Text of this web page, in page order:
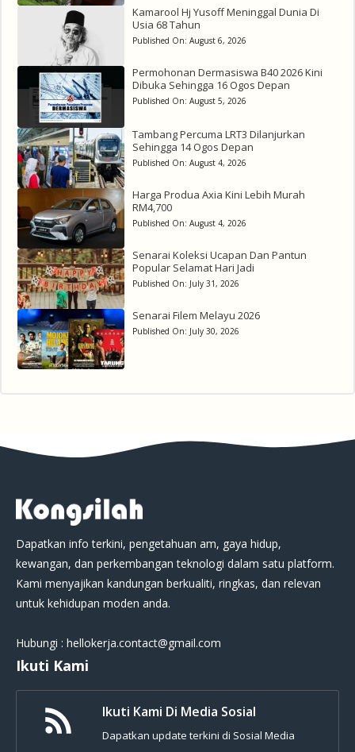
Kamarool Hj Yusoff Meninggal Dunia Di
Usia 68 Tahun
Published On: August 6, 2026
Permohonan Dermasiswa B40 2026 Kini
Dibuka Sehingga 16 Ogos Depan
Published On: August 5, 2026
Tambang Percuma LRT3 Dilanjurkan
Sehingga 14 Ogos Depan
Published On: August 4, 2026
Harga Produa Axia Kini Lebih Murah
RM4,700
Published On: August 4, 2026
Senarai Koleksi Ucapan Dan Pantun
Popular Selamat Hari Jadi
Published On: July 31, 2026
Senarai Filem Melayu 2026
Published On: July 30, 2026
Dapatkan info terkini, pengetahuan am, gaya hidup,
kewangan, dan perkembangan teknologi dalam satu platform.
Kami menyajikan kandungan berkualiti, ringkas, dan relevan
untuk kehidupan moden anda.
Hubungi : hellokerja.contact@gmail.com
Ikuti Kami
Ikuti Kami Di Media Sosial
Dapatkan update terkini di Sosial Media